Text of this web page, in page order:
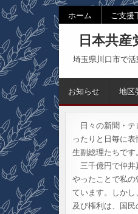
Skip
content
ホーム ご支援
日本共産
埼玉県川口市で活
お知らせ 地区
日々の新聞・テ
ったりと日毎に
生副総理たちです
三千億円で仲井
やったことで私
ています。しか
及び権利は、国